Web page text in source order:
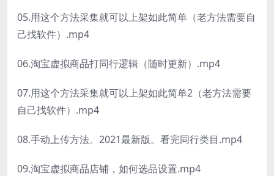
05.用这个方法采集就可以上架如此简单（老方法需要自
己找软件）.mp4
06.淘宝虚拟商品打同行逻辑（随时更新）.mp4
07.用这个方法采集就可以上架如此简单2（老方法需要
自己找软件）.mp4
08.手动上传方法。2021最新版。看完同行类目.mp4
09.淘宝虚拟商品店铺，如何选品设置.mp4